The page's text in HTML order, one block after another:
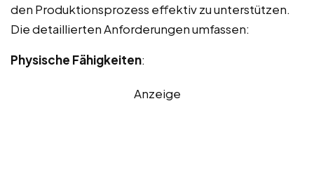
den Produktionsprozess effektiv zu unterstützen.
Die detaillierten Anforderungen umfassen:
Physische Fähigkeiten:
Anzeige